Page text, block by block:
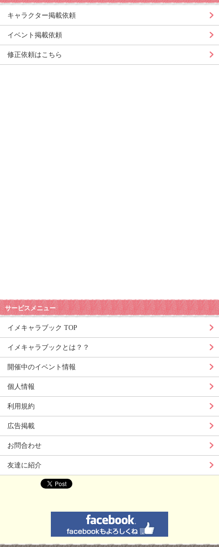
キャラクター掲載依頼
イベント掲載依頼
修正依頼はこちら
サービスメニュー
イメキャラブック TOP
イメキャラブックとは？？
開催中のイベント情報
個人情報
利用規約
広告掲載
お問合わせ
友達に紹介